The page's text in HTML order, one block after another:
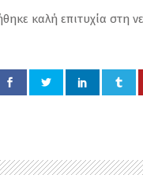
καλή επιτυχία στη